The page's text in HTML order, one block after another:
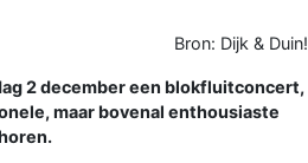
Bron: Dijk & Duin!
2 december een blokfluitconcert,
maar bovenal enthousiaste